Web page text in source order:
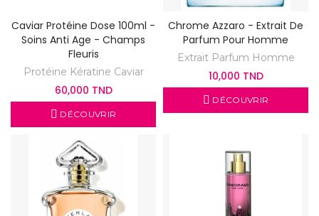
Caviar Protéine Dose 100ml -
Soins Anti Age - Champs
Fleuris
Protéine Kératine Caviar
60,000 TND
DÉCOUVRIR
Chrome Azzaro - Extrait De
Parfum Pour Homme
Extrait Parfum Homme
10,000 TND
DÉCOUVRIR